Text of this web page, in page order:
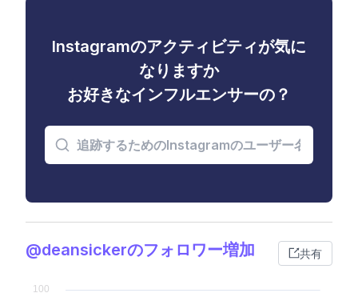
Instagramのアクティビティが気に
なりますか
お好きなインフルエンサーの？
@deansickerのフォロワー増加 共有